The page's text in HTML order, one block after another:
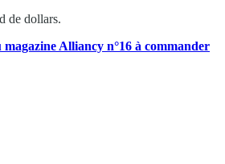
de dollars.
Alliancy n°16 à commander